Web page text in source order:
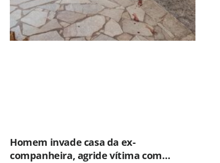
Homem invade casa da ex-
companheira, agride vítima com